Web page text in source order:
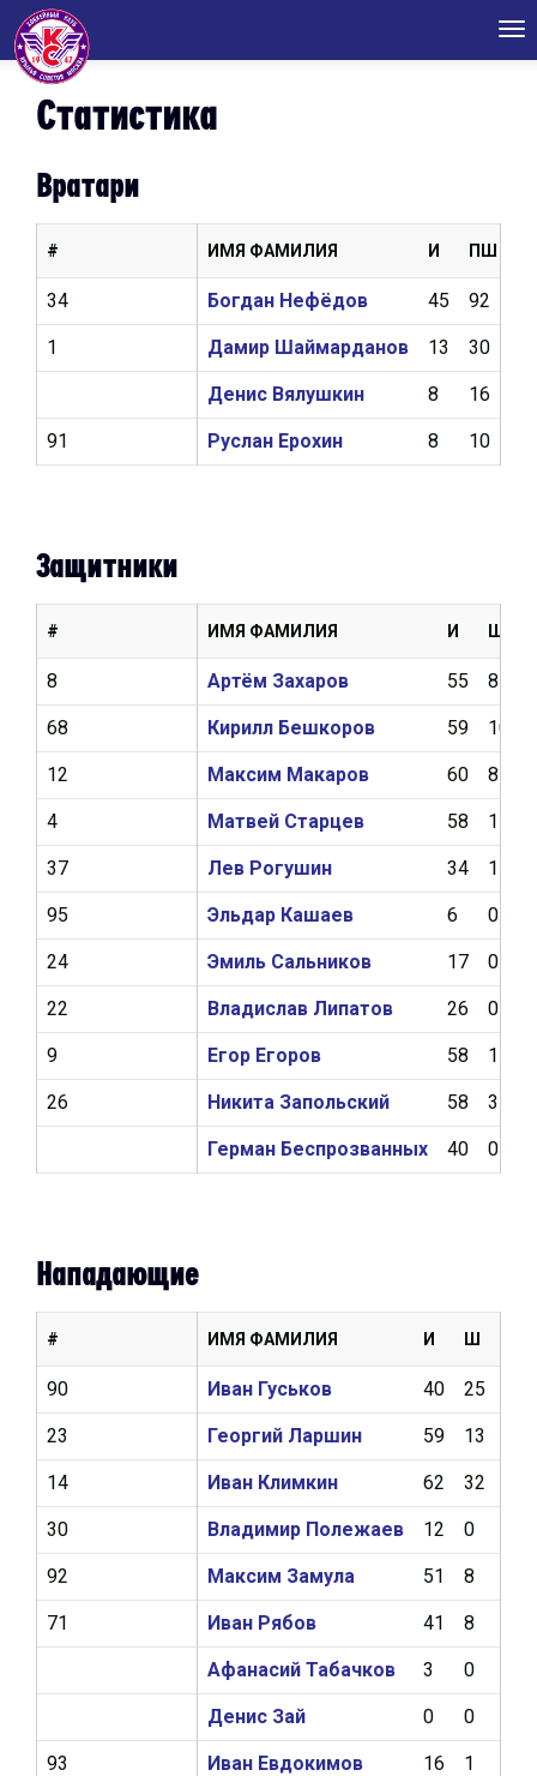
Статистика
Вратари
ИМЯ ФАМИЛИЯ И ПШ
Богдан Нефёдов 45 92
Дамир Шаймарданов 13 30
Денис Вялушкин 8 16
Руслан Ерохин 8 10
#
34
1
91
Защитники
ИМЯ ФАМИЛИЯ И Ш
Артём Захаров 55 8
Кирилл Бешкоров 59 10
Максим Макаров 60 8
Матвей Старцев 58 1
Лев Рогушин 34 1
Эльдар Кашаев 6 0
Эмиль Сальников 17 0
Владислав Липатов 26 0
Егор Егоров 58 1
Никита Запольский 58 3
Герман Беспрозванных 40 0
#
8
68
12
4
37
95
24
22
9
26
Нападающие
ИМЯ ФАМИЛИЯ И Ш
Иван Гуськов 40 25
Георгий Ларшин 59 13
Иван Климкин 62 32
Владимир Полежаев 12 0
Максим Замула 51 8
Иван Рябов 41 8
Афанасий Табачков 3 0
Денис Зай 0 0
Иван Евдокимов 16 1
#
90
23
14
30
92
71
93